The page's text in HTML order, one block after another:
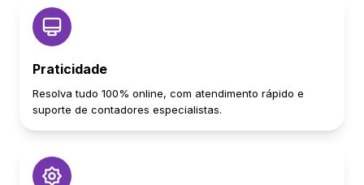
Praticidade
Resolva tudo 100% online, com atendimento rápido e
suporte de contadores especialistas.